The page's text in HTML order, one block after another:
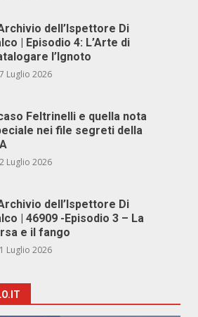
dell’Ispettore Di
| Episodio 4: L’Arte di
l’Ignoto
7 Luglio 2026
Feltrinelli e quella nota
nei file segreti della
2 Luglio 2026
dell’Ispettore Di
| 46909 -Episodio 3 – La
e il fango
1 Luglio 2026